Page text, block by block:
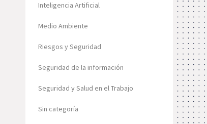
Inteligencia Artificial
Medio Ambiente
Riesgos y Seguridad
Seguridad de la información
Seguridad y Salud en el Trabajo
Sin categoría